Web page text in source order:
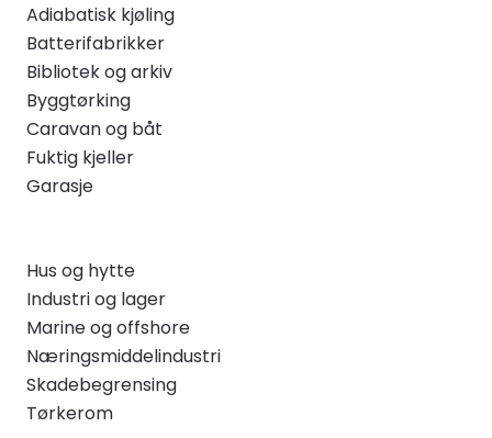
Adiabatisk kjøling
Batterifabrikker
Bibliotek og arkiv
Byggtørking
Caravan og båt
Fuktig kjeller
Garasje
Hus og hytte
Industri og lager
Marine og offshore
Næringsmiddelindustri
Skadebegrensing
Tørkerom